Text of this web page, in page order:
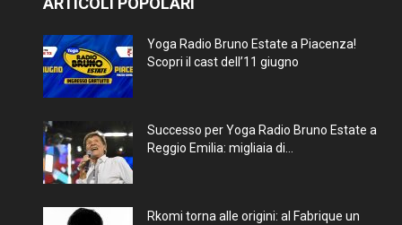
Yoga Radio Bruno Estate a Piacenza!
Scopri il cast dell’11 giugno
Successo per Yoga Radio Bruno Estate a
Reggio Emilia: migliaia di...
Rkomi torna alle origini: al Fabrique un